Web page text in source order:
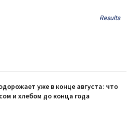
Results
уже в конце августа: что
и хлебом до конца года